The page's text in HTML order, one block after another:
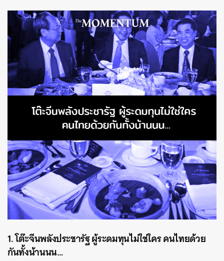
1. โต๊ะจีนพลังประชารัฐ ผู้ระดมทุนไม่ใช่ใคร คนไทยด้วย
กันทั้งน้านนน…